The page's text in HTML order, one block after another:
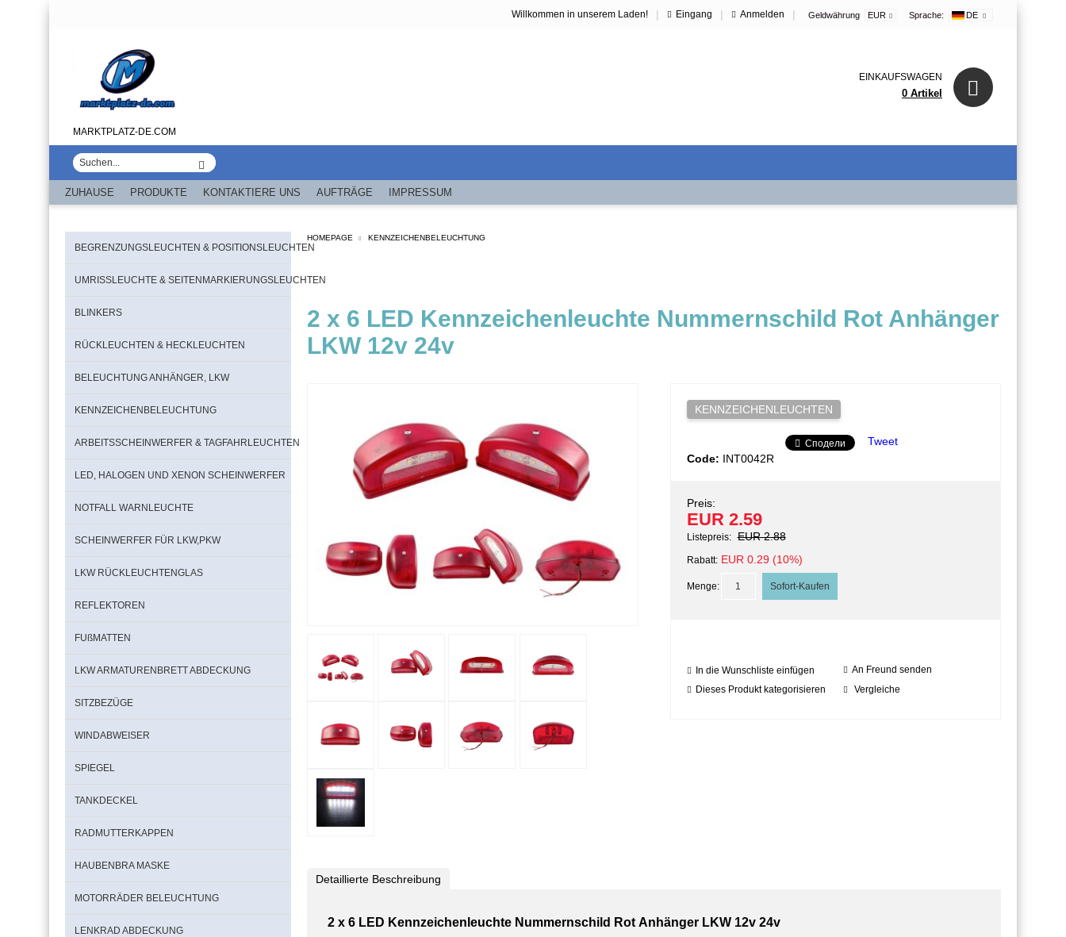
Willkommen in unserem Laden! | Eingang | Anmelden | Geldwährung EUR Sprache: DE
MARKTPLATZ-DE.COM
EINKAUFSWAGEN
0 Artikel
ZUHAUSE PRODUKTE KONTAKTIERE UNS AUFTRÄGE IMPRESSUM
BEGRENZUNGSLEUCHTEN & POSITIONSLEUCHTEN
UMRISSLEUCHTE & SEITENMARKIERUNGSLEUCHTEN
BLINKERS
RÜCKLEUCHTEN & HECKLEUCHTEN
BELEUCHTUNG ANHÄNGER, LKW
KENNZEICHENBELEUCHTUNG
ARBEITSSCHEINWERFER & TAGFAHRLEUCHTEN
LED, HALOGEN UND XENON SCHEINWERFER
NOTFALL WARNLEUCHTE
SCHEINWERFER FÜR LKW,PKW
LKW RÜCKLEUCHTENGLAS
REFLEKTOREN
FUßMATTEN
LKW ARMATURENBRETT ABDECKUNG
SITZBEZÜGE
WINDABWEISER
SPIEGEL
TANKDECKEL
RADMUTTERKAPPEN
HAUBENBRA MASKE
MOTORRÄDER BELEUCHTUNG
LENKRAD ABDECKUNG
HOMEPAGE KENNZEICHENBELEUCHTUNG
2 x 6 LED Kennzeichenleuchte Nummernschild Rot Anhänger
LKW 12v 24v
KENNZEICHENLEUCHTEN
Сподели
Tweet
Code: INT0042R
Preis:
EUR 2.59
Listepreis: EUR 2.88
Rabatt: EUR 0.29 (10%)
Menge:
In die Wunschliste einfügen
An Freund senden
Dieses Produkt kategorisieren
Vergleiche
Detaillierte Beschreibung
2 x 6 LED Kennzeichenleuchte Nummernschild Rot Anhänger LKW 12v 24v